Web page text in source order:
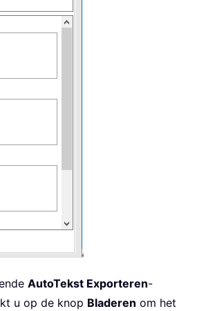
AutoTekst Exporteren-
u op de knop Bladeren om het